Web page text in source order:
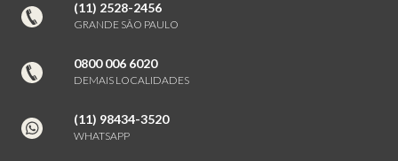
(11) 2528-2456
GRANDE SÃO PAULO
0800 006 6020
DEMAIS LOCALIDADES
(11) 98434-3520
WHATSAPP